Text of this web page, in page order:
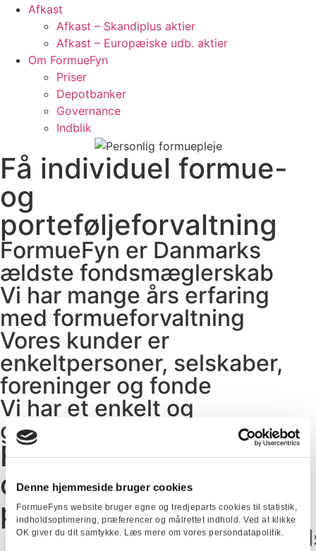
Denne hjemmeside bruger cookies
FormueFyns website bruger egne og tredjeparts cookies til statistik,
indholdsoptimering, præferencer og målrettet indhold. Ved at klikke
OK giver du dit samtykke. Læs mere om vores persondatapolitik.
Afkast
Afkast – Skandiplus aktier
Afkast – Europæiske udb. aktier
Om FormueFyn
Priser
Depotbanker
Governance
Indblik
Få individuel formue-
og
porteføljeforvaltning
FormueFyn er Danmarks
ældste fondsmæglerskab
Vi har mange års erfaring
med formueforvaltning
Vores kunder er
enkeltpersoner, selskaber,
foreninger og fonde
Vi har et enkelt og
gennemskueligt koncept
Få individuel formue-
og
porteføljeforvaltning
er Danmarks